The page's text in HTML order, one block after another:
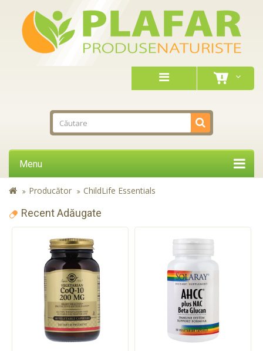
Menu
Producător ChildLife Essentials
Recent Adăugate